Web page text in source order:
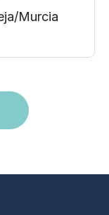
Murcia